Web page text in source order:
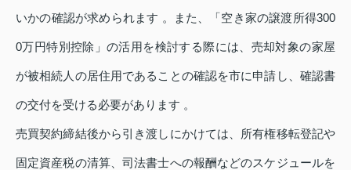
いかの確認が求められます 。また、「空き家の譲渡所得300
0万円特別控除」の活用を検討する際には、売却対象の家屋
が被相続人の居住用であることの確認を市に申請し、確認書
の交付を受ける必要があります 。
売買契約締結後から引き渡しにかけては、所有権移転登記や
固定資産税の清算、司法書士への報酬などのスケジュールを